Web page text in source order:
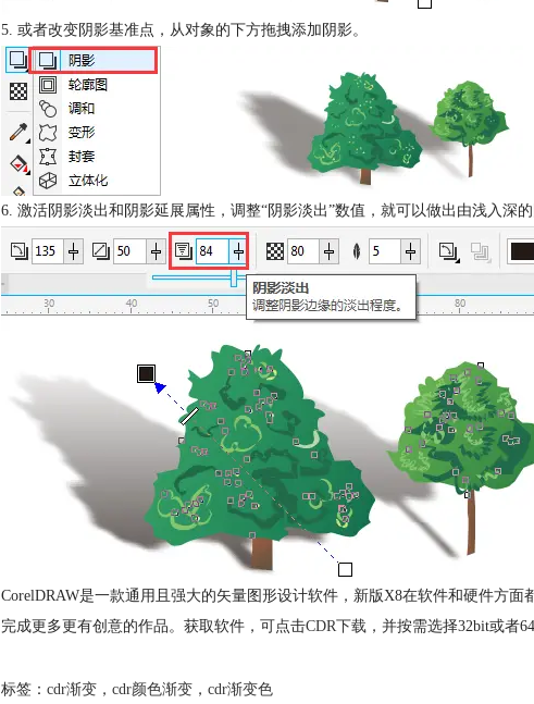
5. 或者改变阴影基准点，从对象的下方拖拽添加阴影。
6. 激活阴影淡出和阴影延展属性，调整“阴影淡出”数值，就可以做出由浅入深的
CorelDRAW是一款通用且强大的矢量图形设计软件，新版X8在软件和硬件方
完成更多更有创意的作品。获取软件，可点击CDR下载 ，并按需选择32bit或者
标签： cdr渐变 ， cdr颜色渐变 ， cdr渐变色